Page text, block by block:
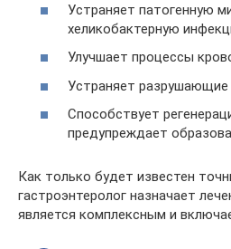
Устраняет патогенную
хеликобактерную
Улучшает процессы
Устраняет разрушающие
Способствует
предупреждает
Как только будет известен
гастроэнтеролог назначает
является комплексным и